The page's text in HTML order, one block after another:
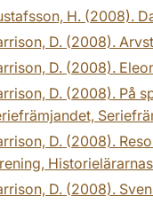
H. (2008).
D. (2008).
D. (2008).
D. (2008). På
D. (2008).
D. (2008).